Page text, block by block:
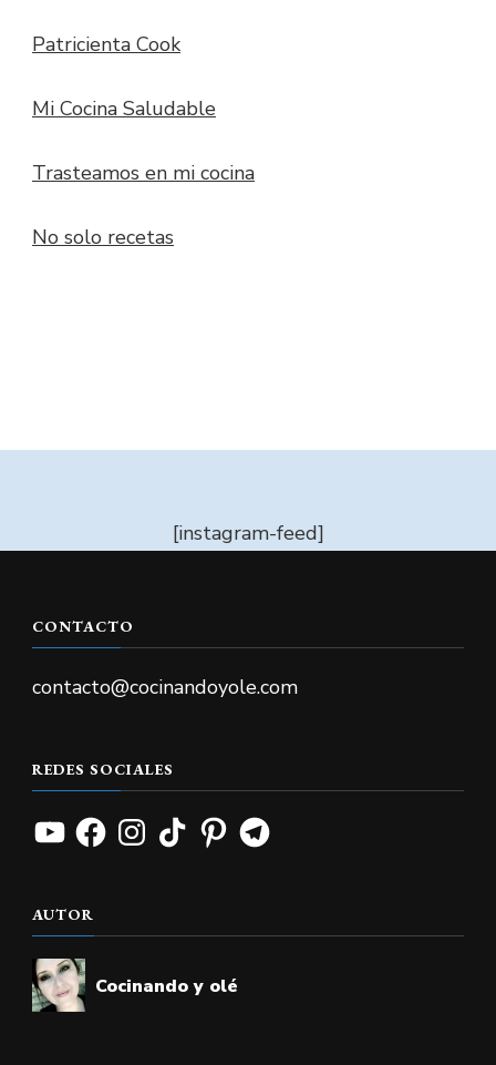
Patricienta Cook
Mi Cocina Saludable
Trasteamos en mi cocina
No solo recetas
[instagram-feed]
CONTACTO
contacto@cocinandoyole.com
REDES SOCIALES
YouTubeFacebookInstagramTikTokPinterestTelegram
AUTOR
Cocinando y olé